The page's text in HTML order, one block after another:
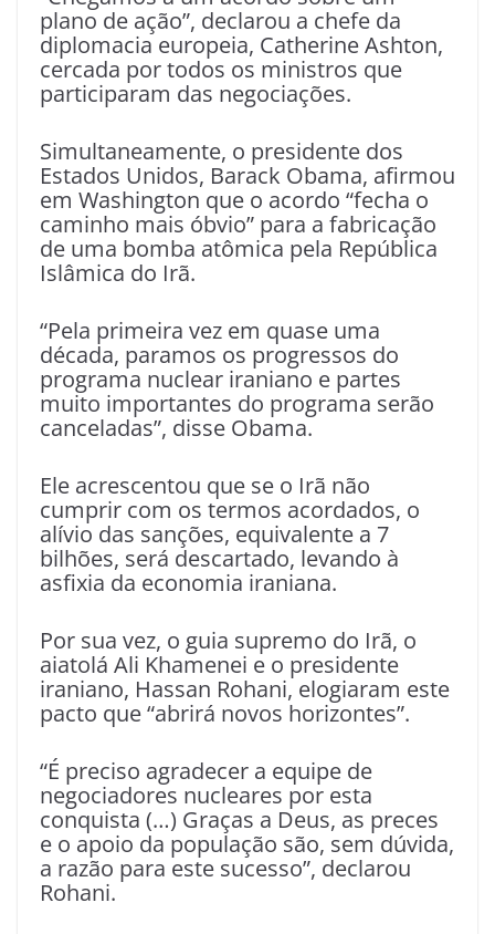
plano de ação”, declarou a chefe da
diplomacia europeia, Catherine Ashton,
cercada por todos os ministros que
participaram das negociações.
Simultaneamente, o presidente dos
Estados Unidos, Barack Obama, afirmou
em Washington que o acordo “fecha o
caminho mais óbvio” para a fabricação
de uma bomba atômica pela República
Islâmica do Irã.
“Pela primeira vez em quase uma
década, paramos os progressos do
programa nuclear iraniano e partes
muito importantes do programa serão
canceladas”, disse Obama.
Ele acrescentou que se o Irã não
cumprir com os termos acordados, o
alívio das sanções, equivalente a 7
bilhões, será descartado, levando à
asfixia da economia iraniana.
Por sua vez, o guia supremo do Irã, o
aiatolá Ali Khamenei e o presidente
iraniano, Hassan Rohani, elogiaram este
pacto que “abrirá novos horizontes”.
“É preciso agradecer a equipe de
negociadores nucleares por esta
conquista (…) Graças a Deus, as preces
e o apoio da população são, sem dúvida,
a razão para este sucesso”, declarou
Rohani.